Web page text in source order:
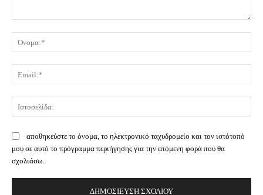
αποθηκεύστε το όνομα, το ηλεκτρονικό ταχυδρομείο και τον ιστότοπό
μου σε αυτό το πρόγραμμα περιήγησης για την επόμενη φορά που θα
σχολιάσω.